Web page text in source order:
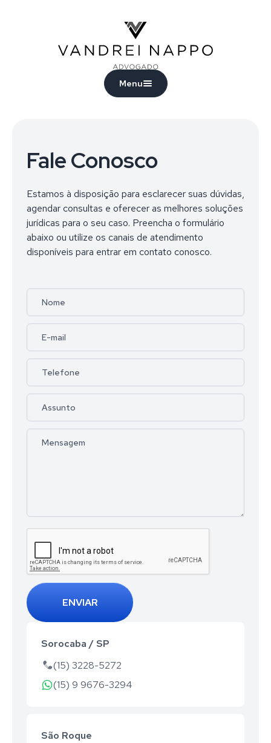
Menu
Fale Conosco
Estamos à disposição para esclarecer suas dúvidas,
agendar consultas e oferecer as melhores soluções
jurídicas para o seu caso. Preencha o formulário
abaixo ou utilize os canais de atendimento
disponíveis para entrar em contato conosco.
ENVIAR
Sorocaba / SP
(15) 3228-5272
(15) 9 9676-3294
São Roque